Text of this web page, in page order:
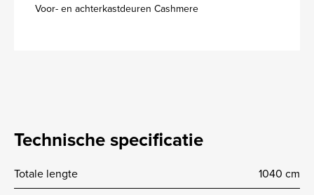
Voor- en achterkastdeuren Cashmere
Technische specificatie
Totale lengte
1040 cm